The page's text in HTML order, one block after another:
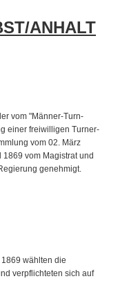
ANHALT
vom "Männer-Turn-
einer freiwilligen Turner-
vom 02. März
vom Magistrat und
genehmigt.
wählten die
verpflichteten sich auf